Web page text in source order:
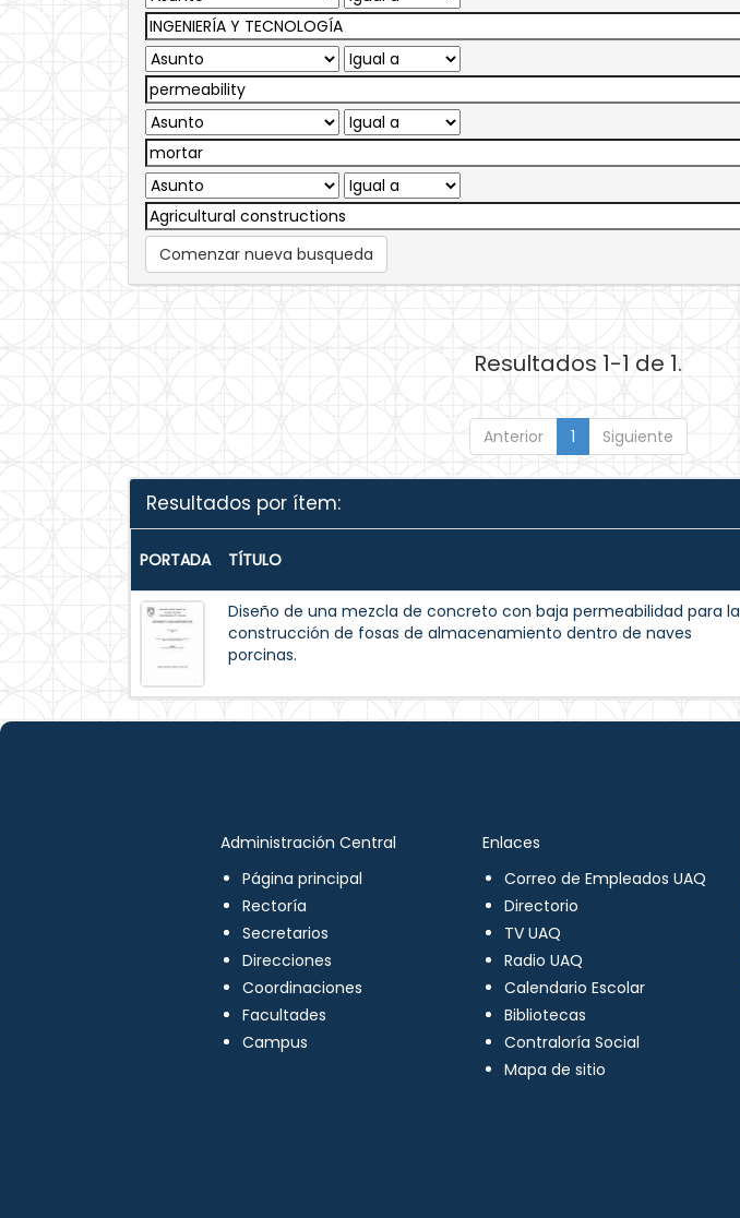
Comenzar nueva busqueda
Resultados 1-1 de 1.
Anterior 1 Siguiente
Resultados por ítem:
PORTADA TÍTULO
Diseño de una mezcla de concreto con baja permeabilidad para la
construcción de fosas de almacenamiento dentro de naves
porcinas.
Administración Central
Página principal
Rectoría
Secretarios
Direcciones
Coordinaciones
Facultades
Campus
Enlaces
Correo de Empleados UAQ
Directorio
TV UAQ
Radio UAQ
Calendario Escolar
Bibliotecas
Contraloría Social
Mapa de sitio